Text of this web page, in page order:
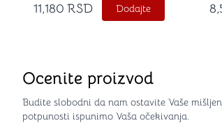
11,180 RSD Dodajte
Ocenite proizvod
Budite slobodni da nam ostavite Vaše
potpunosti ispunimo Vaša očekivanja.